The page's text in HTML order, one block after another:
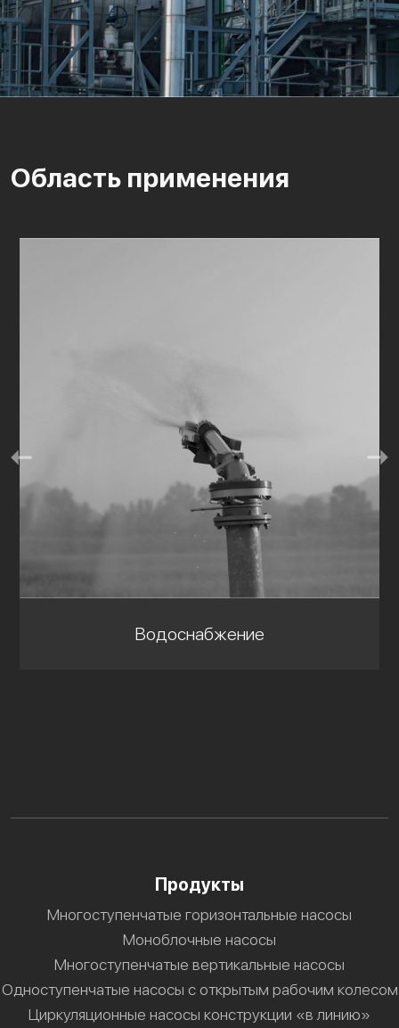
Область применения
Водоснабжение
Продукты
Многоступенчатые горизонтальные насосы
Моноблочные насосы
Многоступенчатые вертикальные насосы
Одноступенчатые насосы с открытым рабочим колесом
Циркуляционные насосы конструкции «в линию»